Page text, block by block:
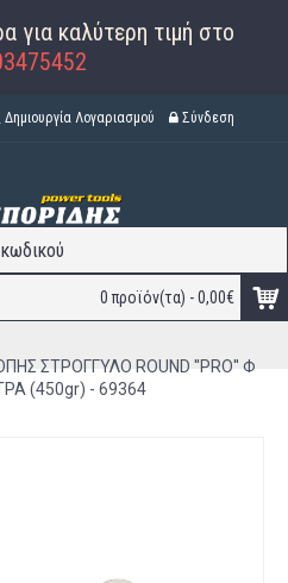
για καλύτερη τιμή στο
Δημιουργία Λογαριασμού Σύνδεση
0 προϊόν(τα) - 0,00€
ΣΤΡΟΓΓΥΛΟ ROUND ''PRO'' Φ
(450gr) - 69364